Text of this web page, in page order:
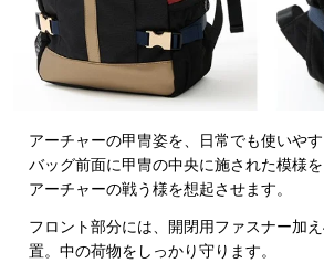
アーチャーの甲冑姿を、日常でも使いやす
バッグ前面に甲冑の中央に施された模様を
アーチャーの戦う様を想起させます。
フロント部分には、開閉用ファスナー加
置。中の荷物をしっかり守ります。